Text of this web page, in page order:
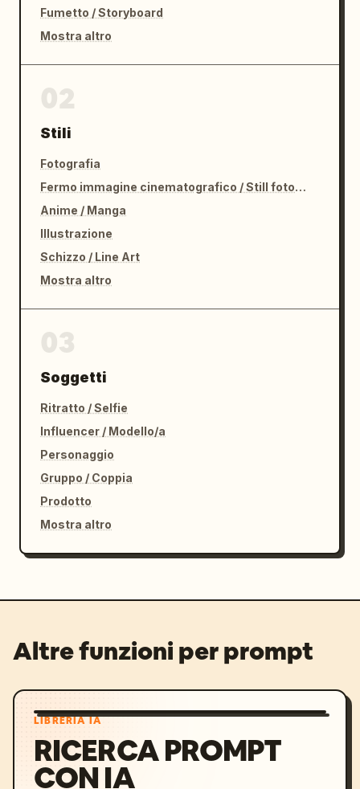
Fumetto / Storyboard
Mostra altro
Stili
Fotografia
Fermo immagine cinematografico / Still fotografico
Anime / Manga
Illustrazione
Schizzo / Line Art
Mostra altro
Soggetti
Ritratto / Selfie
Influencer / Modello/a
Personaggio
Gruppo / Coppia
Prodotto
Mostra altro
Altre funzioni per prompt
LIBRERIA IA
RICERCA PROMPT
CON IA